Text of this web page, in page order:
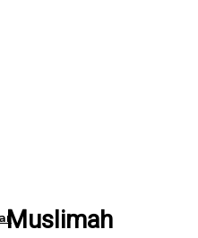
Muslimah